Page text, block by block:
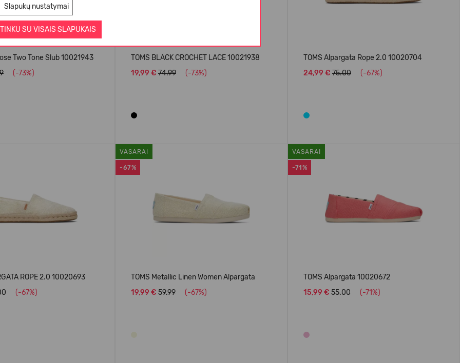
Slapukų nustatymai
SU VISAIS SLAPUKAIS
Two Tone Slub 10021943
(-73%)
TOMS BLACK CROCHET LACE 10021938
19,99 € 74.99 (-73%)
TOMS Alpargata Rope 2.0 10020704
24,99 € 75.00 (-67%)
ROPE 2.0 10020693
(-67%)
-67%
VASARAI
TOMS Metallic Linen Women Alpargata
19,99 € 59.99 (-67%)
-71%
VASARAI
TOMS Alpargata 10020672
15,99 € 55.00 (-71%)